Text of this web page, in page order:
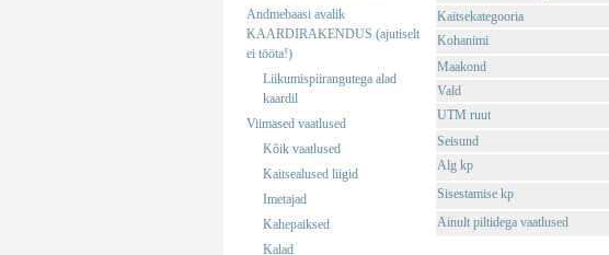
Andmebaasi avalik
KAARDIRAKENDUS (ajutiselt
ei tööta!)
Liikumispiirangutega alad
kaardil
Viimased vaatlused
Kõik vaatlused
Kaitsealused liigid
Imetajad
Kahepaiksed
Kalad
Kaitsekategooria
Kohanimi
Maakond
Vald
UTM ruut
Seisund
Alg kp
Sisestamise kp
Ainult piltidega vaatlused